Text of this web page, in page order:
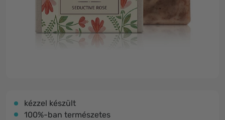
kézzel készült
100%-ban természetes